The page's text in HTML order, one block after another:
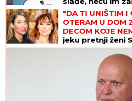
"DA TI UNIŠTIM I
OTERAM U DOM
DECOM KOJE
jeku pretnji ženi
Ana Nikolić se